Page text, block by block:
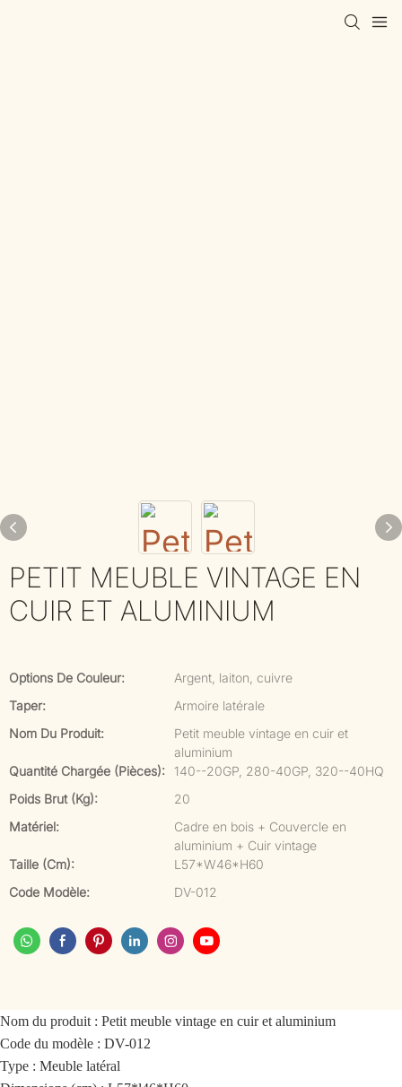
PETIT MEUBLE VINTAGE EN
CUIR ET ALUMINIUM
Options De Couleur:
Argent, laiton, cuivre
Taper:
Armoire latérale
Nom Du Produit:
Petit meuble vintage en cuir et
aluminium
Quantité Chargée (pièces):
140--20GP, 280-40GP, 320--40HQ
Poids Brut (kg):
20
Matériel:
Cadre en bois + Couvercle en
aluminium + Cuir vintage
Taille (cm):
L57*W46*H60
Code Modèle:
DV-012
Nom du produit : Petit meuble vintage en cuir et aluminium
Code du modèle : DV-012
Type : Meuble latéral